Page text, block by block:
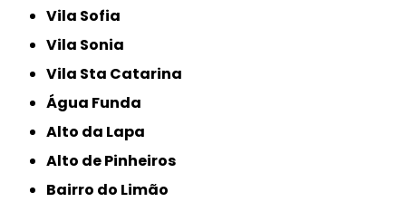
Vila Sofia
Vila Sonia
Vila Sta Catarina
Água Funda
Alto da Lapa
Alto de Pinheiros
Bairro do Limão